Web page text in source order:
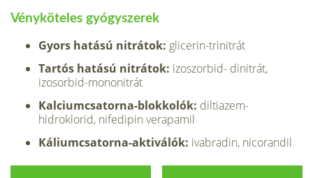
Vényköteles gyógyszerek
Gyors hatású nitrátok: glicerin-trinitrát
Tartós hatású nitrátok: izoszorbid- dinitrát,
izosorbid-mononitrát
Kalciumcsatorna-blokkolók: diltiazem-
hidroklorid, nifedipin verapamil
Káliumcsatorna-aktiválók: ivabradin, nicorandil